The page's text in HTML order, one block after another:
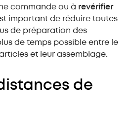
commande ou à revérifier
important de réduire toutes
de préparation des
de temps possible entre le
et leur assemblage.
de